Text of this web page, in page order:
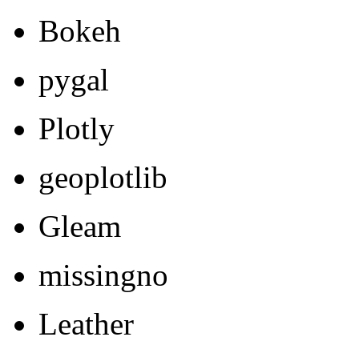
Bokeh
pygal
Plotly
geoplotlib
Gleam
missingno
Leather